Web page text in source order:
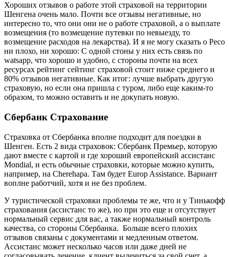
Хороших отзывов о работе этой страховой на территории
Шенгена очень мало. Почти все отзывы негативные, но
интересно то, что они они не о работе страховой, а о выплате
возмещения (то возмещение путевки по невыезду, то
возмещение расходов на лекарства). И я не могу сказать о Ресо
ни плохо, ни хорошо: С одной стоны у них есть связь по
watsapp, что хорошо и удобно, с стороны почти на всех
ресурсах рейтинг сейтинг страховой стоит ниже среднего и
80% отзывов негативные. Как итог: лучше выбрать другую
страховую, но если она пришла с туром, либо еще каким-то
образом, то можно оставить и не докупать новую.
Сбербанк Страхование
Страховка от Сбербанка вполне подходит для поездки в
Шенген. Есть 2 вида страховок: Сбербанк Премьер, которую
дают вместе с картой и где хороший европейский ассистанс
Mondial, и есть обычные страховки, которые можно купить,
например, на Cherehapa. Там будет Europ Assistance. Вариант
воплне работчий, хотя и не без проблем.
У туристической страховки проблемы те же, что и у Тинькофф
страхования (ассистанс то же), но при это еще и отсутствует
нормальный сервис для вас, а также нормальный контроль
качества, со стороны Сбербанка. Больше всего плохих
отзывов связаны с документами и медленным ответом.
Ассистанс может несколько часов или даже дней не